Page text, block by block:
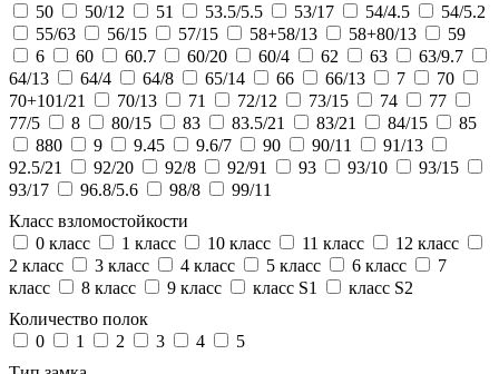
50
50/12 51 53.5/5.5 53/17 54/4.5
54/5.2
55/63
56/15 57/15 58+58/13 58+80/13
59
6
60 60.7 60/20 60/4 62 63
63/9.7
64/13
64/4 64/8 65/14 66 66/13 7
70
70+101/21
70/13 71 72/12 73/15 74
77
77/5
8 80/15 83 83.5/21 83/21 84/15
85
880
9 9.45 9.6/7 90 90/11
91/13
92.5/21
92/20 92/8 92/91 93 93/10
93/15
93/17
96.8/5.6 98/8
99/11
Класс взломостойкости
0 класс
1 класс 10 класс 11 класс
12 класс
2 класс
3 класс 4 класс 5 класс 6 класс
7
класс
8 класс 9 класс класс S1
класс S2
Количество полок
0
1 2 3 4
5